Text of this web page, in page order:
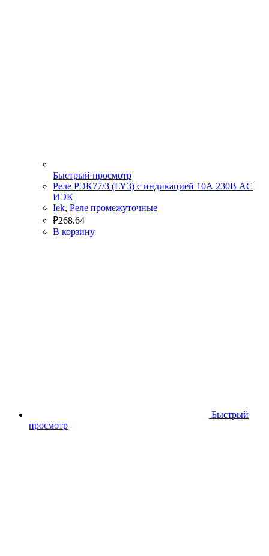
Быстрый просмотр
Реле РЭК77/3 (LY3) с индикацией 10А 230В АC
ИЭК
Iek, Реле промежуточные
₽268.64
В корзину
Быстрый
просмотр